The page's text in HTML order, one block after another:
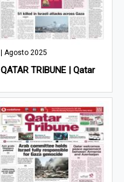
| Agosto 2025
QATAR TRIBUNE | Qatar